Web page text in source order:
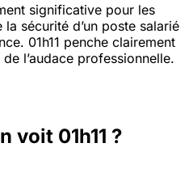
significative pour les
sécurité d’un poste salarié
01h11 penche clairement
l’audace professionnelle.
voit 01h11 ?